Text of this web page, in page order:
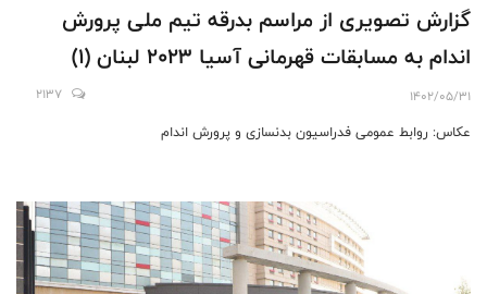
گزارش تصویری از مراسم بدرقه تیم ملی پرورش
اندام به مسابقات قهرمانی آسیا 2023 لبنان (۱)
1402/05/31
2137
عکاس: روابط عمومی فدراسیون بدنسازی و پرورش اندام